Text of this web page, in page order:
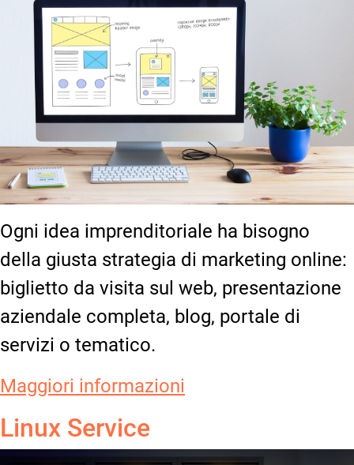
Ogni idea imprenditoriale ha bisogno
della giusta strategia di marketing online:
biglietto da visita sul web, presentazione
aziendale completa, blog, portale di
servizi o tematico.
Maggiori informazioni
Linux Service